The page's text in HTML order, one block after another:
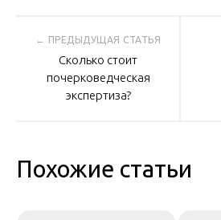
Навигация
по
Сколько стоит
почерковедческая
экспертиза?
Похожие статьи